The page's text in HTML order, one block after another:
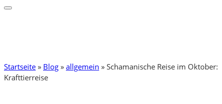
Startseite » Blog » allgemein » Schamanische Reise im Oktober:
Krafttierreise